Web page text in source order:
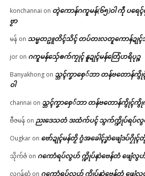
konchannai on တ္ၚဲကောန်ဂကူမန်(၆၅)ဝါ ကဵု ပရ
ဗၟာ
မန် on သမ္မတဥူတိၚ်သိၚ် တပ်တးလတူကောန်ဍု
jor on ဂကူမန်​သှ်ေၜက်ကၠုၚ် နူဍုၚ်မန်တြေံဟရိပုဉ္ဇ
Banyakhong on သ္ဘၚ်ကၞာစှေ်ဘာ တန်ဗတောန်
ဝါ
channai on သ္ဘၚ်ကၞာစှေ်ဘာ တန်ဗတောန်ကွိုၚ်ကွိုက်
ဗီဇမန် on ညးဒေသတံ ဒးထံက်ပၚ် သွက်က္ဍိုပ်ရပ်လွ
Ougkar on ဗော်ဍုၚ်မန်တၟိ ဂွံအခေါၚ်ဒၞာဲဖျေံဒပ်ဂၠိုၚ်
သိုက်ဇံ on ဂကောံရပ်လွဟ် က္ဍိုပ်နာဲဗေန်တံ ဖျေံလွ
လဂ္ဂန်ရာံ on ဂကောံရပ်လွဟ် က္ဍိုပ်နာဲဗေန်တံ ဖျေံလွ